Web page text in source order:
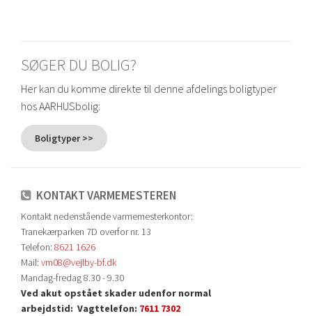
SØGER DU BOLIG?
Her kan du komme direkte til denne afdelings boligtyper
hos AARHUSbolig:
Boligtyper >>
KONTAKT VARMEMESTEREN
Kontakt nedenstående varmemesterkontor:
Tranekærparken 7D overfor nr. 13
Telefon: 8621 1626
Mail: vm08@vejlby-bf.dk
Mandag-fredag 8.30 - 9.30
Ved akut opstået skader udenfor normal
arbejdstid: Vagttelefon: 7611 7302